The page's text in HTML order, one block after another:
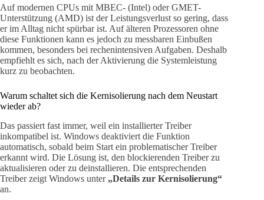
Auf modernen CPUs mit MBEC- (Intel) oder GMET-
Unterstützung (AMD) ist der Leistungsverlust so gering, dass
er im Alltag nicht spürbar ist. Auf älteren Prozessoren ohne
diese Funktionen kann es jedoch zu messbaren Einbußen
kommen, besonders bei rechenintensiven Aufgaben. Deshalb
empfiehlt es sich, nach der Aktivierung die Systemleistung
kurz zu beobachten.
Warum schaltet sich die Kernisolierung nach dem Neustart
wieder ab?
Das passiert fast immer, weil ein installierter Treiber
inkompatibel ist. Windows deaktiviert die Funktion
automatisch, sobald beim Start ein problematischer Treiber
erkannt wird. Die Lösung ist, den blockierenden Treiber zu
aktualisieren oder zu deinstallieren. Die entsprechenden
Treiber zeigt Windows unter „Details zur Kernisolierung“
an.